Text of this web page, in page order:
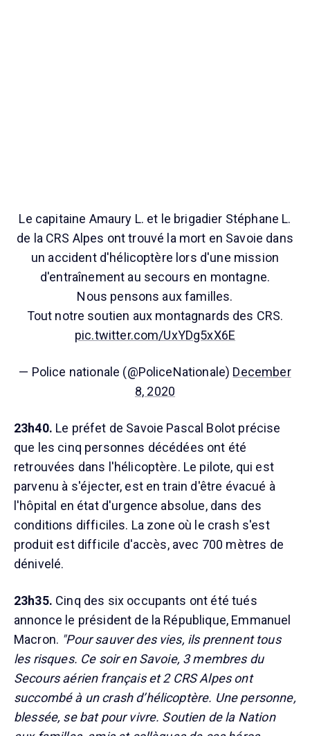
Le capitaine Amaury L. et le brigadier Stéphane L.
de la CRS Alpes ont trouvé la mort en Savoie dans
un accident d'hélicoptère lors d'une mission
d'entraînement au secours en montagne.
Nous pensons aux familles.
Tout notre soutien aux montagnards des CRS.
pic.twitter.com/UxYDg5xX6E
— Police nationale (@PoliceNationale) December
8, 2020
23h40. Le préfet de Savoie Pascal Bolot précise
que les cinq personnes décédées ont été
retrouvées dans l'hélicoptère. Le pilote, qui est
parvenu à s'éjecter, est en train d'être évacué à
l'hôpital en état d'urgence absolue, dans des
conditions difficiles. La zone où le crash s'est
produit est difficile d'accès, avec 700 mètres de
dénivelé.
23h35. Cinq des six occupants ont été tués
annonce le président de la République, Emmanuel
Macron. "Pour sauver des vies, ils prennent tous
les risques. Ce soir en Savoie, 3 membres du
Secours aérien français et 2 CRS Alpes ont
succombé à un crash d’hélicoptère. Une personne,
blessée, se bat pour vivre. Soutien de la Nation